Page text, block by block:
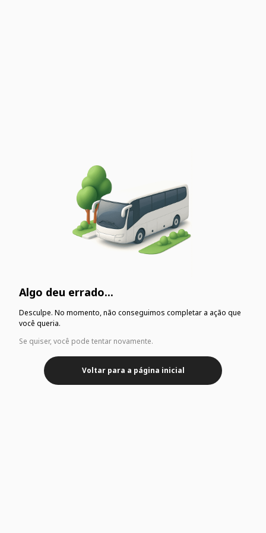
Algo deu errado...
Desculpe. No momento, não conseguimos completar a ação que
você queria.
Se quiser, você pode tentar novamente.
Voltar para a página inicial